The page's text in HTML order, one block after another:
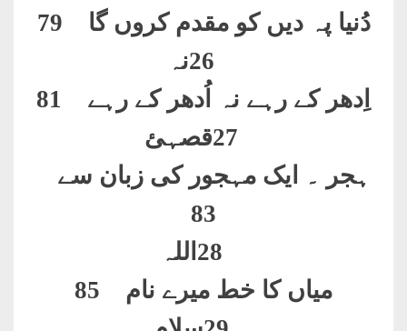
دُنیا پہ دیں کو مقدم کروں گا 79
26نہ
اِدھر کے رہے نہ اُدھر کے رہے 81
27قصہئ
ہجر ۔ ایک مہجور کی زبان سے
83
28 اللہ
میاں کا خط میرے نام 85